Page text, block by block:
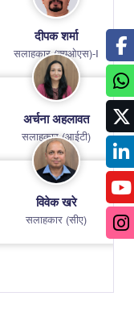
दीपक शर्मा
सलाहकार (क्यूओएस)-I
अर्चना अहलावत
सलाहकार (आईटी)
विवेक खरे
सलाहकार (सीए)